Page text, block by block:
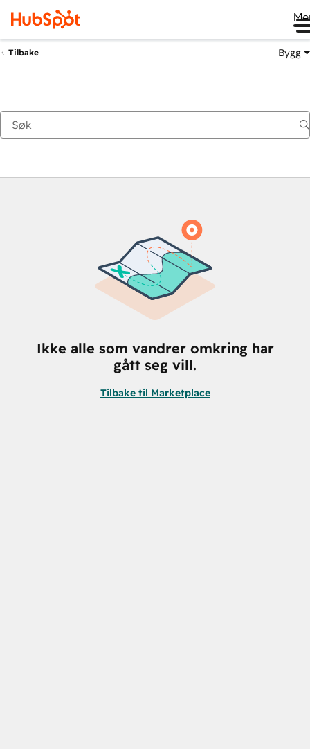
Tilbake Bygg
Ikke alle som vandrer omkring har
gått seg vill.
Tilbake til Marketplace